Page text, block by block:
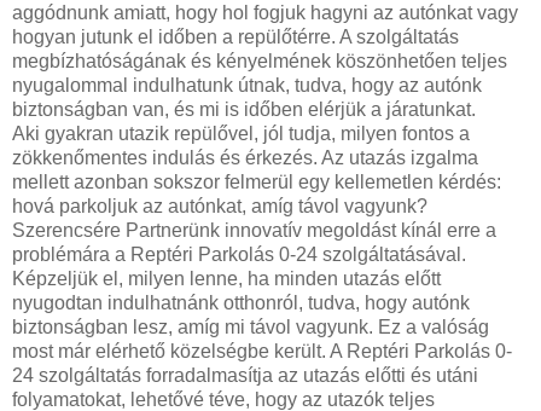
aggódnunk amiatt, hogy hol fogjuk hagyni az autónkat vagy
hogyan jutunk el időben a repülőtérre. A szolgáltatás
megbízhatóságának és kényelmének köszönhetően teljes
nyugalommal indulhatunk útnak, tudva, hogy az autónk
biztonságban van, és mi is időben elérjük a járatunkat.
Aki gyakran utazik repülővel, jól tudja, milyen fontos a
zökkenőmentes indulás és érkezés. Az utazás izgalma
mellett azonban sokszor felmerül egy kellemetlen kérdés:
hová parkoljuk az autónkat, amíg távol vagyunk?
Szerencsére Partnerünk innovatív megoldást kínál erre a
problémára a Reptéri Parkolás 0-24 szolgáltatásával.
Képzeljük el, milyen lenne, ha minden utazás előtt
nyugodtan indulhatnánk otthonról, tudva, hogy autónk
biztonságban lesz, amíg mi távol vagyunk. Ez a valóság
most már elérhető közelségbe került. A Reptéri Parkolás 0-
24 szolgáltatás forradalmasítja az utazás előtti és utáni
folyamatokat, lehetővé téve, hogy az utazók teljes